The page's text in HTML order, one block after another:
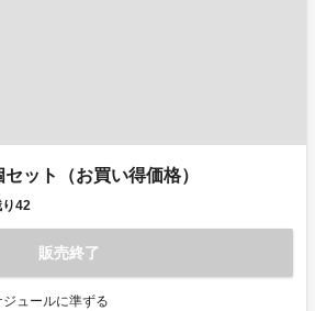
ット（お買い得価格）
42
販売終了
ュールに準ずる